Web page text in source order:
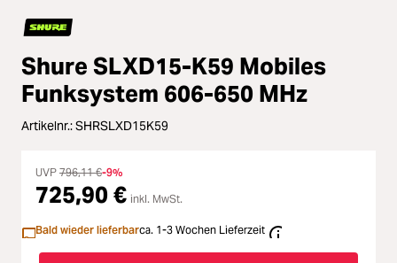
Loading...Zubehör
Loading...Licht & Studio
Loading...Bildbearbeitung
Loading...Ferngläser
Loading...Second Hand
Shure SLXD15-K59 Mobiles
Funksystem 606-650 MHz
Artikelnr.:SHRSLXD15K59
UVP 796,11 €-9%
725,90 € inkl. MwSt.
Bald wieder lieferbarca. 1-3 Wochen Lieferzeit